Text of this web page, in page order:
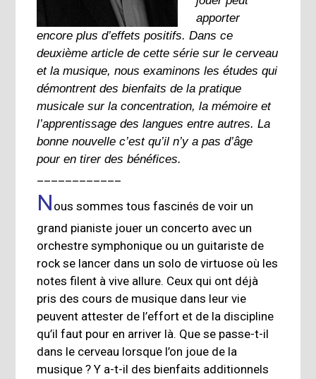
apporter
encore plus d’effets positifs. Dans ce
deuxième article de cette série sur le cerveau
et la musique, nous examinons les études qui
démontrent des bienfaits de la pratique
musicale sur la concentration, la mémoire et
l’apprentissage des langues entre autres. La
bonne nouvelle c’est qu’il n’y a pas d’âge
pour en tirer des bénéfices.
N ous sommes tous fascinés de voir un
grand pianiste jouer un concerto avec un
orchestre symphonique ou un guitariste de
rock se lancer dans un solo de virtuose où les
notes filent à vive allure. Ceux qui ont déjà
pris des cours de musique dans leur vie
peuvent attester de l’effort et de la discipline
qu’il faut pour en arriver là. Que se passe-t-il
dans le cerveau lorsque l’on joue de la
musique ? Y a-t-il des bienfaits additionnels